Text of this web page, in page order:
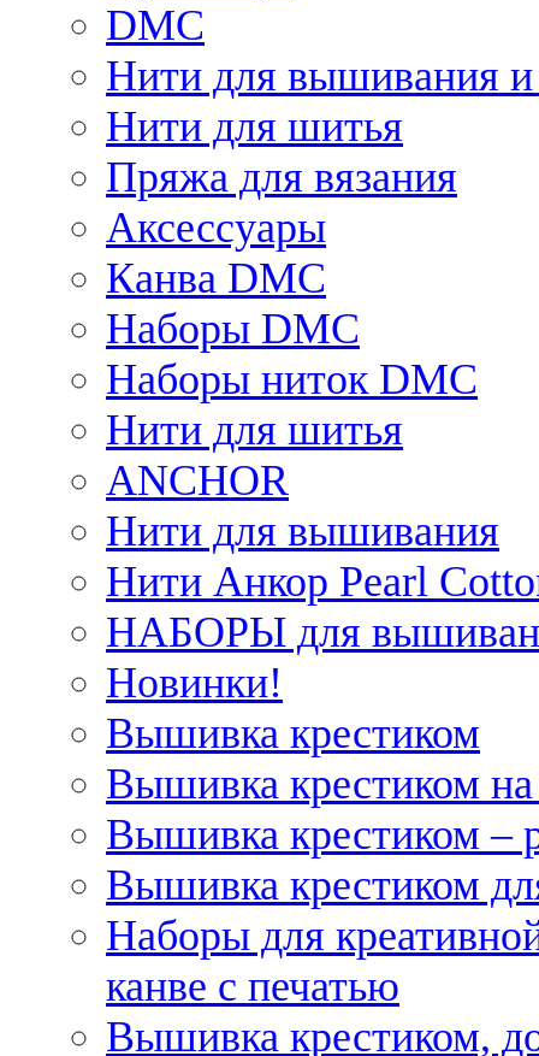
DMC
Нити для вышивания и
Нити для шитья
Пряжа для вязания
Аксессуары
Канва DMC
Наборы DMC
Наборы ниток DMC
Нити для шитья
ANCHOR
Нити для вышивания
Нити Анкор Pearl
НАБОРЫ для
Новинки!
Вышивка крестиком
Вышивка крестиком
Вышивка крестиком –
Вышивка крестиком
Наборы для
канве с печатью
Вышивка крестиком,